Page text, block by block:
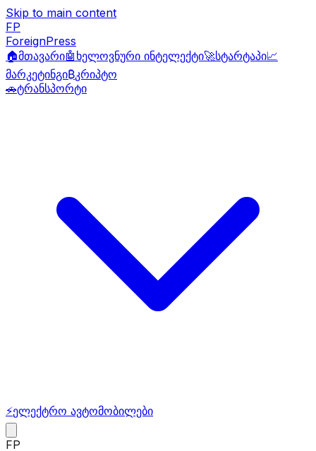
Skip to main content
FP
ForeignPress
🏠მთავარი🤖 ხელოვნური ინტელექტი🚀სტარტაპი📈
მარკეტინგი₿კრიპტო
🚗ტრანსპორტი
⚡ელექტრო ავტომობილები
FP